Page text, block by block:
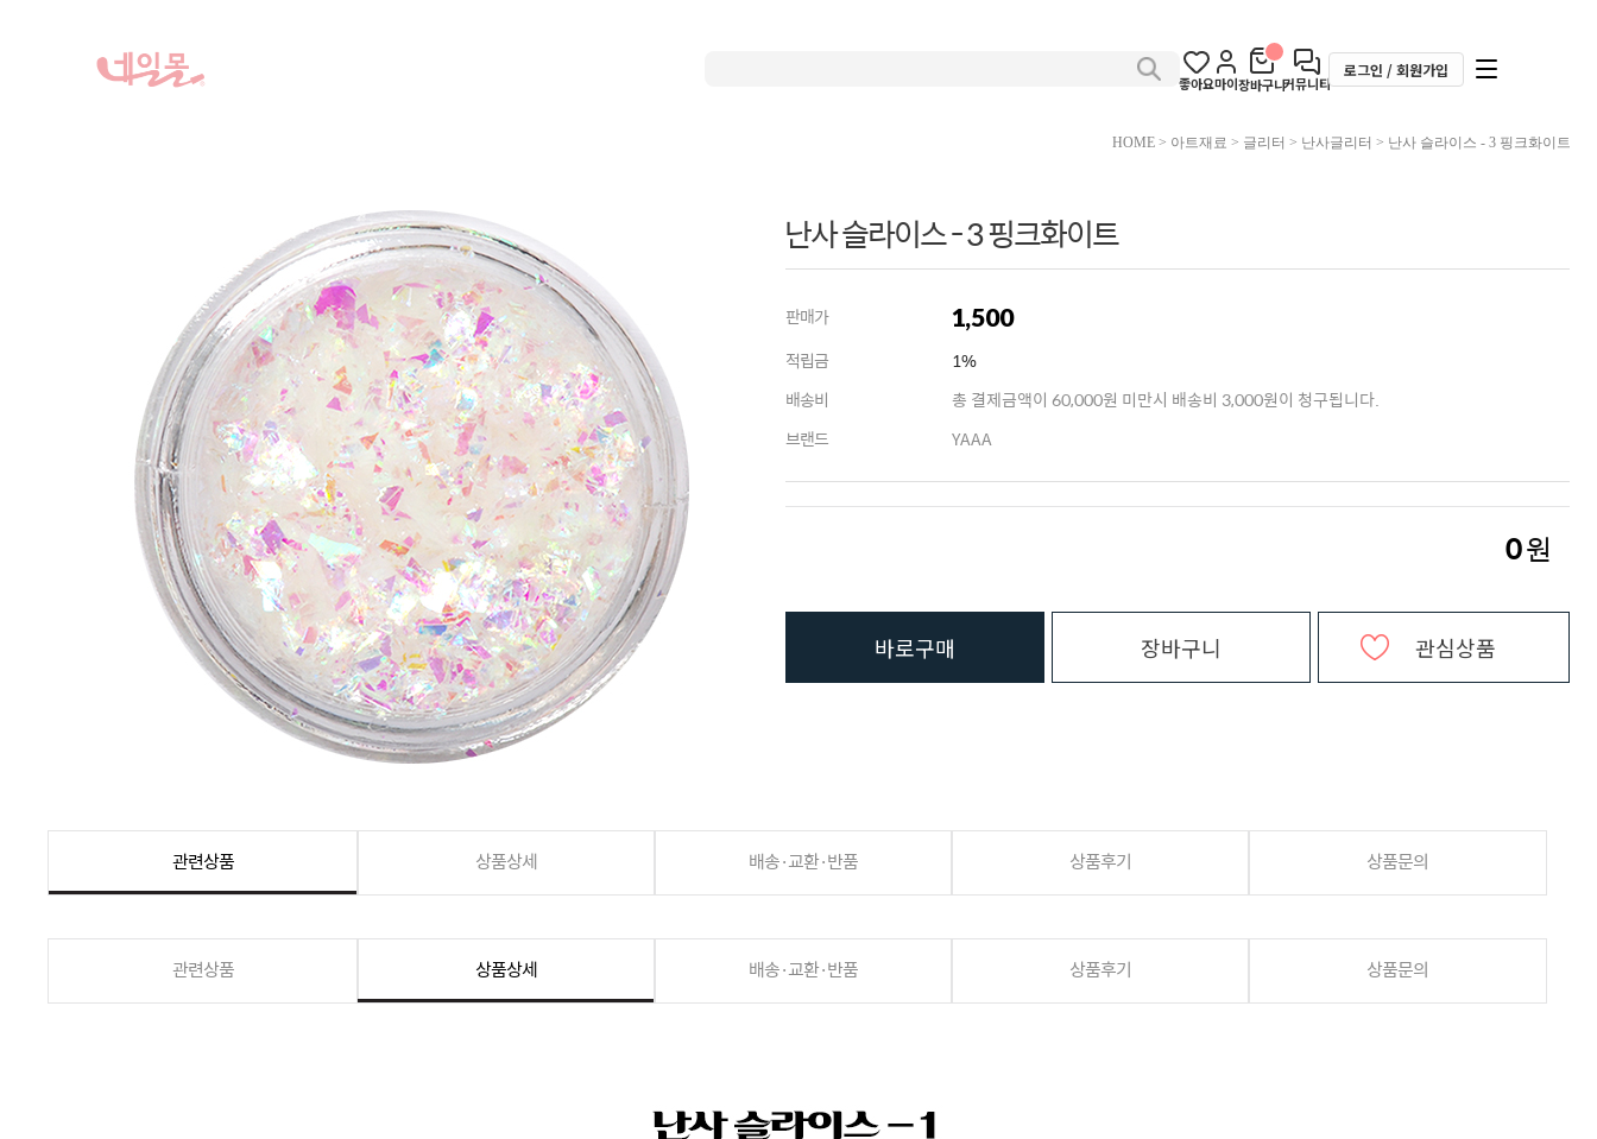
좋아요마이장바구니커뮤니티
로그인 / 회원가입
HOME> 아트재료 > 글리터 > 난사글리터 > 난사 슬라이스 - 3 핑크화이트
난사 슬라이스 - 3 핑크화이트
판매가 1,500
적립금
1%
배송비
총 결제금액이 60,000원 미만시 배송비 3,000원이 청구됩니다.
브랜드
YAAA
0원
바로구매 장바구니 관심상품
관련상품 상품상세 배송·교환·반품 상품후기 상품문의
관련상품 상품상세 배송·교환·반품 상품후기 상품문의